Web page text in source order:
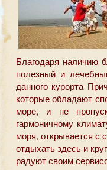
Благодаря наличию
полезный и
данного курорта
которые обладают
море, и не
гармоничному
моря, открывается с
отдыхать здесь и
радуют своим